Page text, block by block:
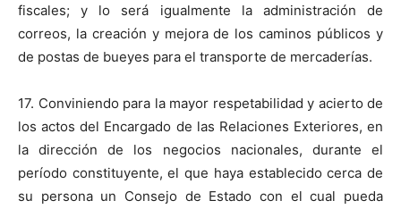
fiscales; y lo será igualmente la administración de
correos, la creación y mejora de los caminos públicos y
de postas de bueyes para el transporte de mercaderías.
17. Conviniendo para la mayor respetabilidad y acierto de
los actos del Encargado de las Relaciones Exteriores, en
la dirección de los negocios nacionales, durante el
período constituyente, el que haya establecido cerca de
su persona un Consejo de Estado con el cual pueda